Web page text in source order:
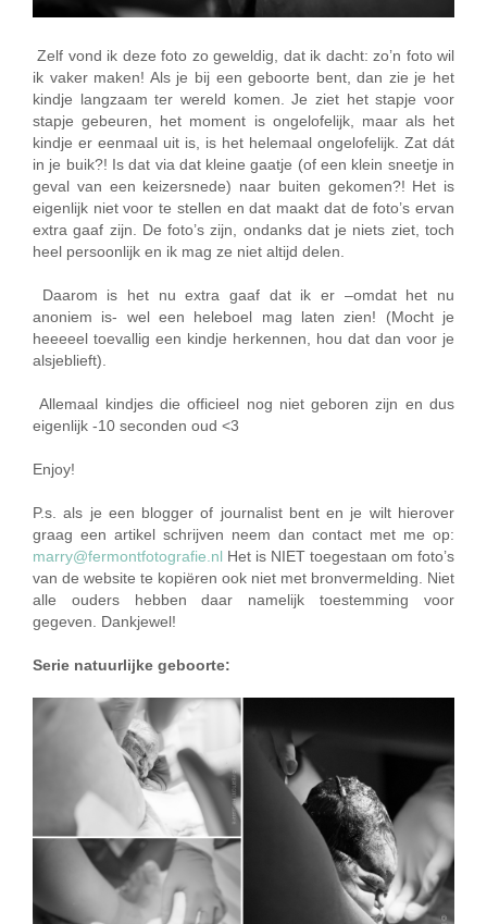
Zelf vond ik deze foto zo geweldig, dat ik dacht: zo’n foto wil
ik vaker maken! Als je bij een geboorte bent, dan zie je het
kindje langzaam ter wereld komen. Je ziet het stapje voor
stapje gebeuren, het moment is ongelofelijk, maar als het
kindje er eenmaal uit is, is het helemaal ongelofelijk. Zat dát
in je buik?! Is dat via dat kleine gaatje (of een klein sneetje in
geval van een keizersnede) naar buiten gekomen?! Het is
eigenlijk niet voor te stellen en dat maakt dat de foto’s ervan
extra gaaf zijn. De foto’s zijn, ondanks dat je niets ziet, toch
heel persoonlijk en ik mag ze niet altijd delen.
Daarom is het nu extra gaaf dat ik er –omdat het nu
anoniem is- wel een heleboel mag laten zien! (Mocht je
heeeeel toevallig een kindje herkennen, hou dat dan voor je
alsjeblieft).
Allemaal kindjes die officieel nog niet geboren zijn en dus
eigenlijk -10 seconden oud <3
Enjoy!
P.s. als je een blogger of journalist bent en je wilt hierover
graag een artikel schrijven neem dan contact met me op:
marry@fermontfotografie.nl Het is NIET toegestaan om foto’s
van de website te kopiëren ook niet met bronvermelding. Niet
alle ouders hebben daar namelijk toestemming voor
gegeven. Dankjewel!
Serie natuurlijke geboorte: